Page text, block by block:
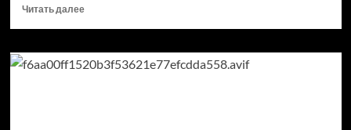
Читать далееПрочитать
Кандидат
в президенты